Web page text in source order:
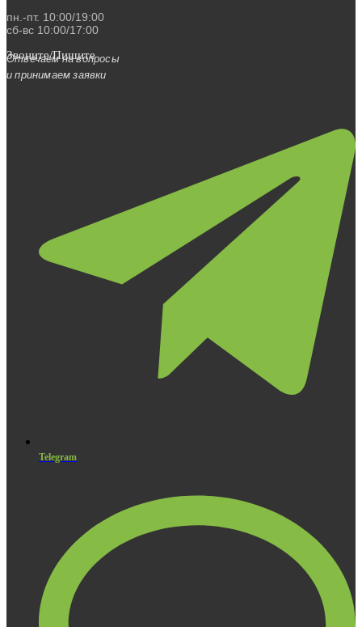
пн.-пт. 10:00/19:00
сб-вс 10:00/17:00
Звоните/Пишите
Отвечаем на вопросы
и принимаем заявки
Telegram